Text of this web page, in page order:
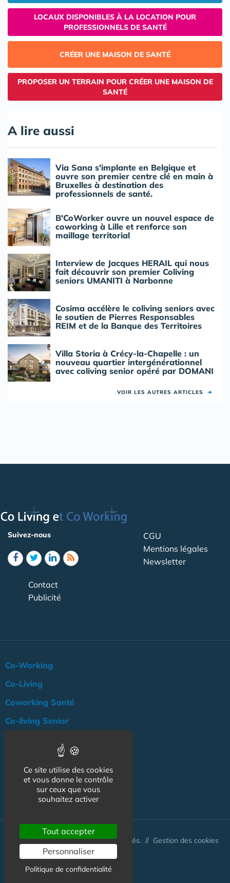
LOCAUX DISPONIBLES À LA LOCATION POUR
PROFESSIONNELS DE SANTÉ
CRÉER UNE MAISON DE SANTÉ
PROPOSER UN TERRAIN POUR CRÉER UNE MAISON DE
SANTÉ
A lire aussi
Via Sana s'implante en Belgique et
ouvre son premier centre clé en main à
Bruxelles à destination des
professionnels de santé.
B'CoWorker ouvre un nouvel espace de
coworking à Lille et renforce son
maillage territorial
Interview de Jacques HERAIL qui nous
fait découvrir son premier Coliving
seniors UMANITI à Narbonne
Cosima accélère le coliving seniors avec
le soutien de Pierres Responsables
REIM et de la Banque des Territoires
Villa Storia à Crécy-la-Chapelle : un
nouveau quartier intergénérationnel
avec coliving senior opéré par DOMANI
VOIR LES AUTRES ARTICLES ➜
Suivez-nous
CGU
Mentions légales
Newsletter
Contact
Publicité
Co-Working
Co-Living
Coworking Santé
Co-living Senior
Professionnels
NOS AUTRES SITES :
© Australis 2026 - Tous droits réservés. // Gestion des cookies
Ce site utilise des cookies
et vous donne le contrôle
sur ceux que vous
souhaitez activer
Tout accepter
Personnaliser
Politique de confidentialité